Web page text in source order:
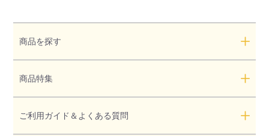
商品を探す
商品特集
ご利用ガイド＆よくある質問